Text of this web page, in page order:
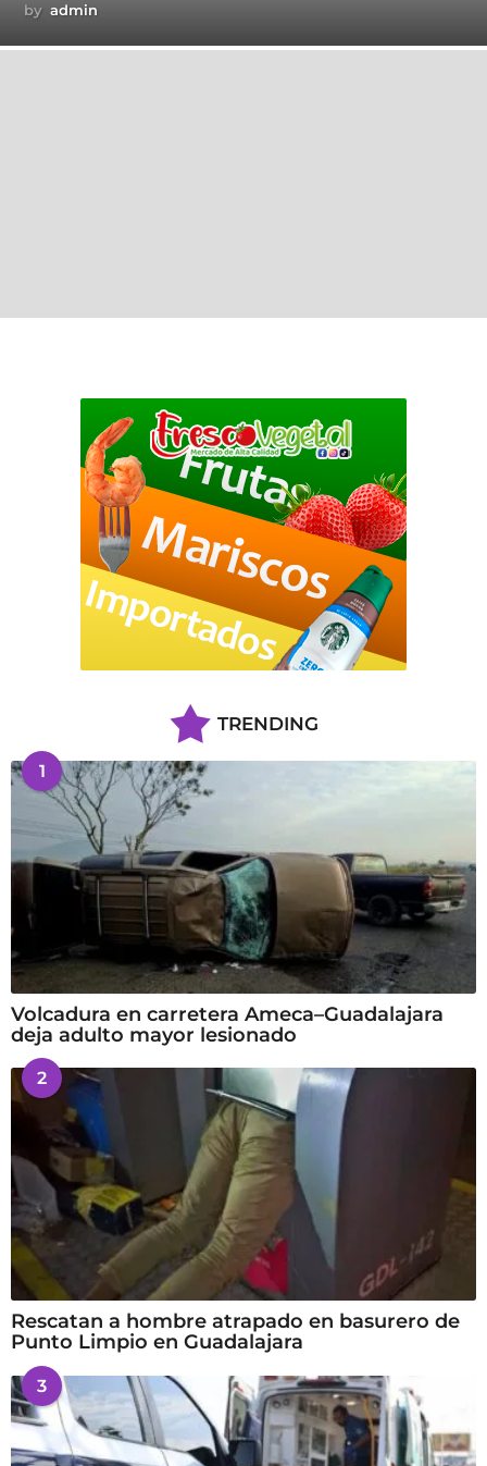
by admin
TRENDING
1
Volcadura en carretera Ameca–Guadalajara
deja adulto mayor lesionado
2
Rescatan a hombre atrapado en basurero de
Punto Limpio en Guadalajara
3